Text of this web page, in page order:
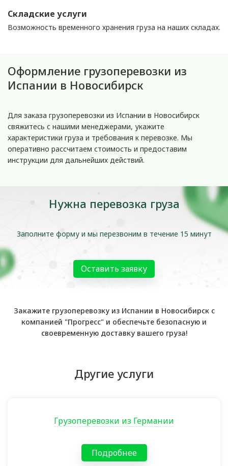
Складские услуги
Возможность временного хранения груза на наших складах.
Оформление грузоперевозки из
Испании в Новосибирск
Для заказа грузоперевозки из Испании в Новосибирск
свяжитесь с нашими менеджерами, укажите
характеристики груза и требования к перевозке. Мы
оперативно рассчитаем стоимость и предоставим
инструкции для дальнейших действий.
Нужна перевозка груза
Заполните форму и мы перезвоним в течение 15 минут
Оставить заявку
Закажите грузоперевозку из Испании в Новосибирск с
компанией "Прогресс" и обеспечьте безопасную и
своевременную доставку вашего груза!
Другие услуги
Грузоперевозки из Германии
Подробнее